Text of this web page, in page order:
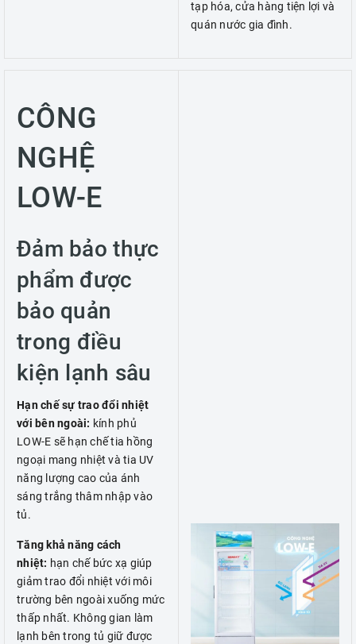
tạp hóa, cửa hàng tiện lợi và
quán nước gia đình.
CÔNG
NGHỆ
LOW-E
Đảm bảo thực
phẩm được
bảo quản
trong điều
kiện lạnh sâu
Hạn chế sự trao đổi nhiệt
với bên ngoài: kính phủ
LOW-E sẽ hạn chế tia hồng
ngoại mang nhiệt và tia UV
năng lượng cao của ánh
sáng trắng thâm nhập vào
tủ.
Tăng khả năng cách
nhiệt: hạn chế bức xạ giúp
giảm trao đổi nhiệt với môi
trường bên ngoài xuống mức
thấp nhất. Không gian làm
lạnh bên trong tủ giữ được